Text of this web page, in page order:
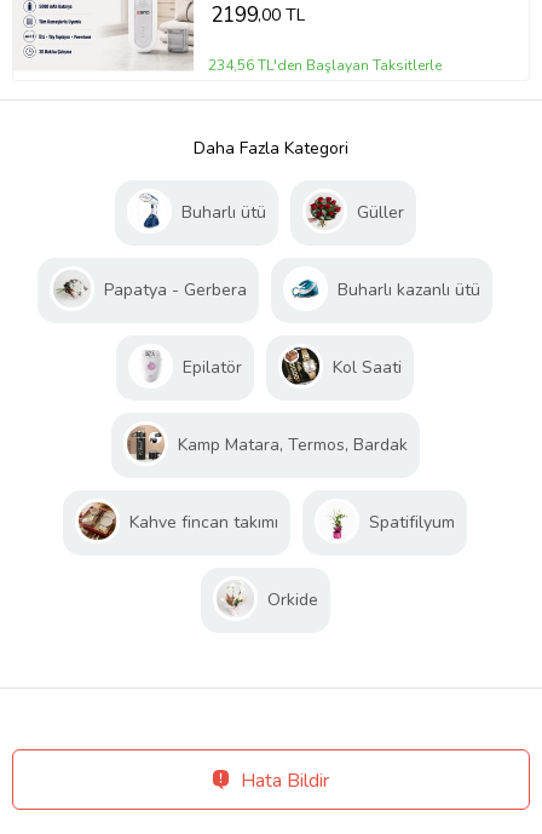
2199,00 TL
234,56 TL'den Başlayan Taksitlerle
Daha Fazla Kategori
Buharlı ütü Güller
Papatya - Gerbera Buharlı kazanlı ütü
Epilatör Kol Saati
Kamp Matara, Termos, Bardak
Kahve fincan takımı Spatifilyum
Orkide
Hata Bildir